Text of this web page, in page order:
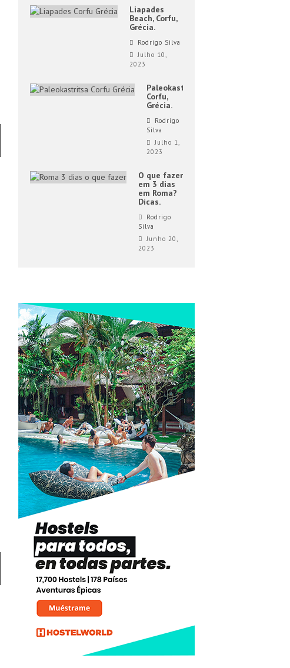
Liapades
Beach, Corfu,
Grécia.
Rodrigo Silva
Julho 10,
2023
Paleokastritsa,
Corfu,
Grécia.
Rodrigo
Silva
Julho 1,
2023
O que fazer
em 3 dias
em Roma?
Dicas.
Rodrigo
Silva
Junho 20,
2023